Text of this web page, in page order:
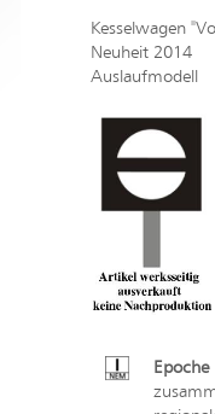
Kesselwagen
Neuheit 2014
Auslaufmodell